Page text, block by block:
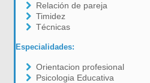
Relación de pareja
Timidez
Técnicas
Especialidades:
Orientacion profesional
Psicologia Educativa